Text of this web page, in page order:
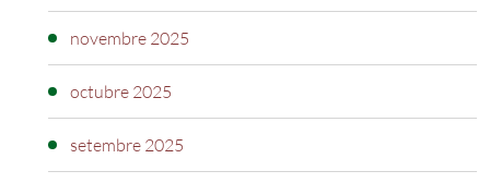
novembre 2025
octubre 2025
setembre 2025